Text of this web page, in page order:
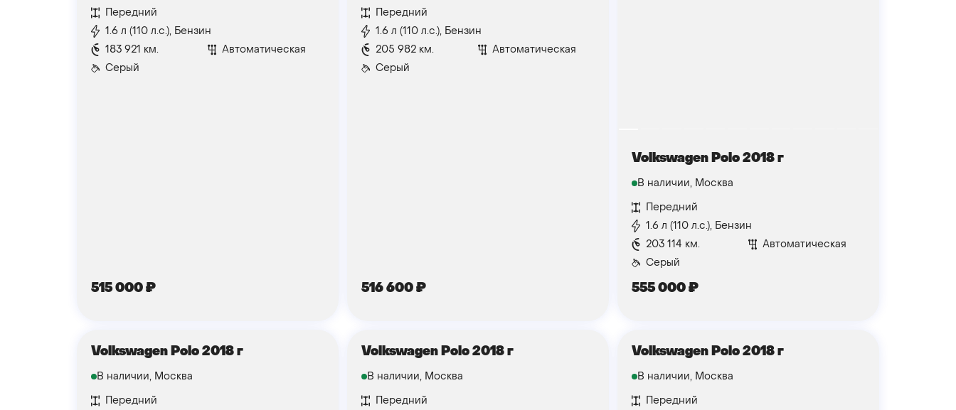
Передний
1.6 л (110 л.с.), Бензин
183 921 км.
Автоматическая
Серый
515 000₽
Передний
1.6 л (110 л.с.), Бензин
205 982 км.
Автоматическая
Серый
516 600₽
Volkswagen Polo 2018 г
В наличии, Москва
Передний
1.6 л (110 л.с.), Бензин
203 114 км.
Автоматическая
Серый
555 000₽
Volkswagen Polo 2018 г
В наличии, Москва
Передний
Volkswagen Polo 2018 г
В наличии, Москва
Передний
Volkswagen Polo 2018 г
В наличии, Москва
Передний